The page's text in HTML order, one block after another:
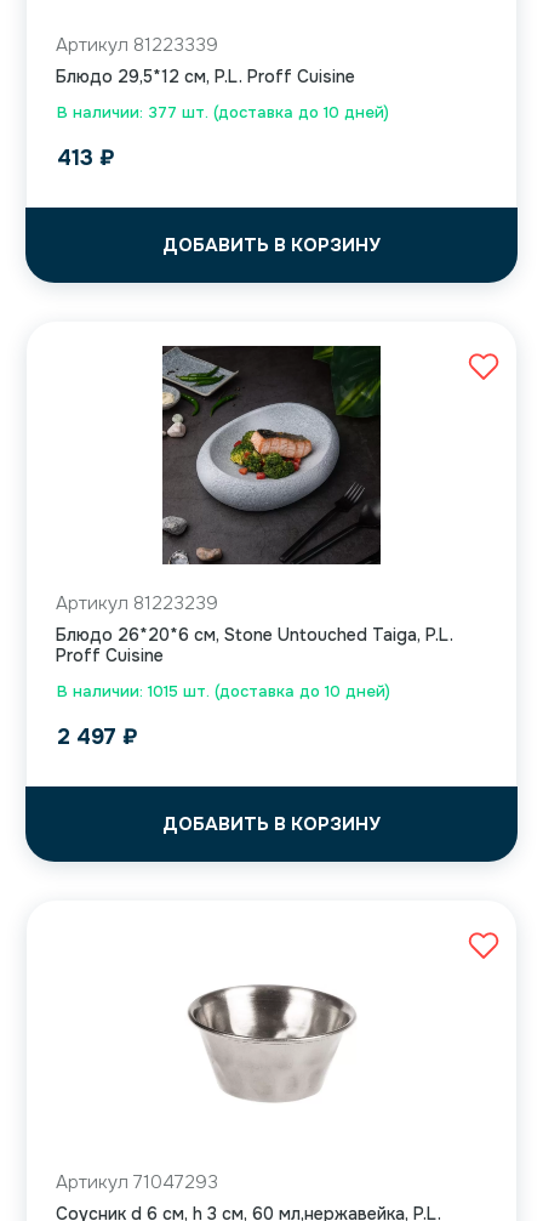
В наличии: 377 шт. (доставка до 10 дней)
Артикул 81223339
Блюдо 29,5*12 см, P.L. Proff Cuisine
413 ₽
ДОБАВИТЬ В КОРЗИНУ
В наличии: 1015 шт. (доставка до 10 дней)
Артикул 81223239
Блюдо 26*20*6 см, Stone Untouched Taiga, P.L.
Proff Cuisine
2 497 ₽
ДОБАВИТЬ В КОРЗИНУ
Артикул 71047293
Соусник d 6 см, h 3 см, 60 мл,нержавейка, P.L.